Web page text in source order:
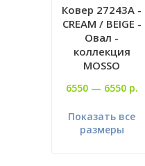
Ковер 27243A -
CREAM / BEIGE -
Овал -
коллекция
MOSSO
6550 — 6550 р.
Показать все
размеры